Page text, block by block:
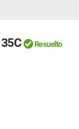
Resuelto